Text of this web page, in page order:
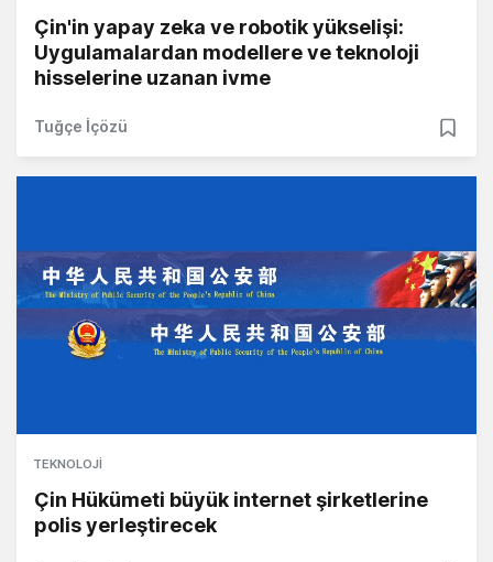
Çin'in yapay zeka ve robotik yükselişi:
Uygulamalardan modellere ve teknoloji
hisselerine uzanan ivme
Tuğçe İçözü
TEKNOLOJI
Çin Hükümeti büyük internet şirketlerine
polis yerleştirecek